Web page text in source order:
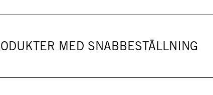
MED SNABBESTÄLLNING